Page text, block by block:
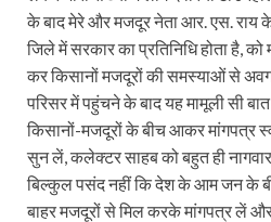
के बाद मेरे और मजदूर नेता आर. एस. राय
जिले में सरकार का प्रतिनिधि होता है,
कर किसानों मजदूरों की समस्याओं से
परिसर में पहुंचने के बाद यह मामूली सी
किसानों-मजदूरों के बीच आकर मांगपत्र
सुन लें, कलेक्टर साहब को बहुत ही
बिल्कुल पसंद नहीं कि देश के आम जन के
बाहर मजदूरों से मिल करके मांगपत्र लें